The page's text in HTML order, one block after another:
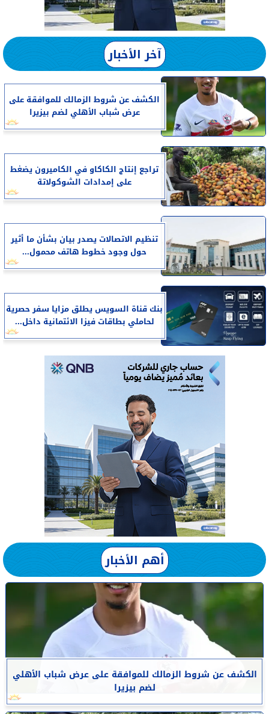
آخر الأخبار
الكشف عن شروط الزمالك للموافقة على
عرض شباب الأهلي لضم بيزيرا
تراجع إنتاج الكاكاو في الكاميرون يضغط
على إمدادات الشوكولاتة
تنظيم الاتصالات يصدر بيان بشأن ما أثير
حول وجود خطوط هاتف محمول...
بنك قناة السويس يطلق مزايا سفر حصرية
لحاملي بطاقات فيزا الائتمانية داخل...
أهم الأخبار
الكشف عن شروط الزمالك للموافقة على عرض شباب الأهلي
لضم بيزيرا